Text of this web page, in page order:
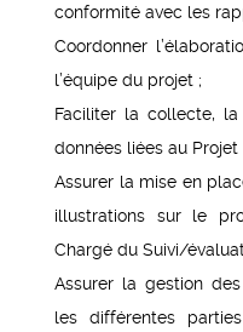
conformité avec les
Coordonner
l’équipe du projet ;
Faciliter la collecte, la
données liées au Projet
Assurer la mise en
illustrations sur le
Chargé du Suivi/
Assurer la gestion
les différentes